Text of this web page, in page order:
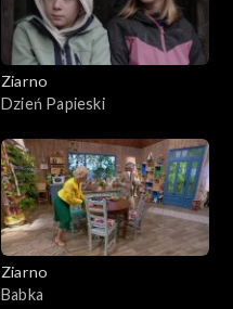
Ziarno
Dzień Papieski
Ziarno
Babka